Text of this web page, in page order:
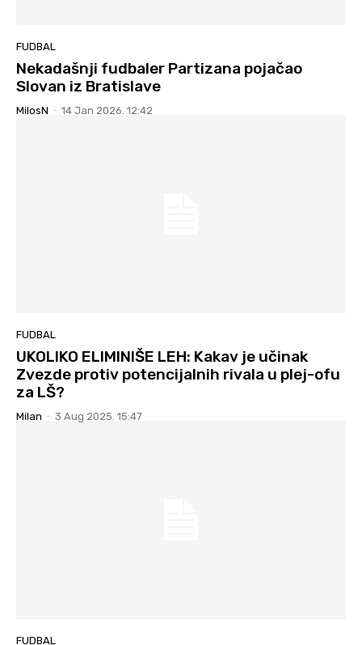
FUDBAL
Nekadašnji fudbaler Partizana pojačao
Slovan iz Bratislave
MilosN - 14 Jan 2026. 12:42
FUDBAL
UKOLIKO ELIMINIŠE LEH: Kakav je učinak
Zvezde protiv potencijalnih rivala u plej-ofu
za LŠ?
Milan - 3 Aug 2025. 15:47
FUDBAL